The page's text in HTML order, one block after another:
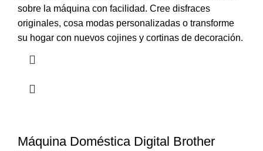
sobre la máquina con facilidad. Cree disfraces
originales, cosa modas personalizadas o transforme
su hogar con nuevos cojines y cortinas de decoración.
Máquina Doméstica Digital Brother